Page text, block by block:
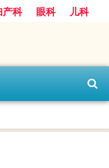
产科 眼科
儿科